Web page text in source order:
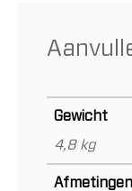
Gewicht
4,8 kg
Afmetingen